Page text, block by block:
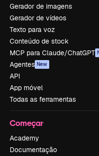
Gerador de imagens
Gerador de vídeos
Texto para voz
Conteúdo de stock
MCP para Claude/ChatGPT
Agentes New
API
App móvel
Todas as ferramentas
Começar
Academy
Documentação